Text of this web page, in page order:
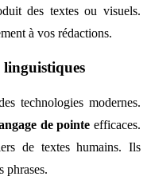
des textes ou visuels.
à vos rédactions.
linguistiques
technologies modernes.
de pointe efficaces.
de textes humains. Ils
phrases.